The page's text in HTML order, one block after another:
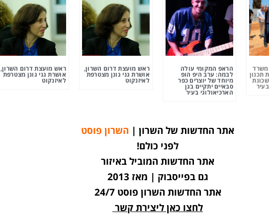
תכנון
הראפ המקומי עולה
לבמה: ערב היפ הופ
מיוחד של יוצרים כפר
סבאיים יתקיים בגן
הארכיאולוגי בעיר
ראש מועצת דרום השרון,
אושרת גני גונן מצטרפת
לאיזנקוט
ראש מועצת דרום השרון,
אושרת גני גונן מצטרפת
לאיזנקוט
אתר החדשות של השרון | השרון פוסט
לפני כולם!
אתר החדשות המוביל באיזור
גם בפייסבוק | מאז 2013
אתר החדשות השרון פוסט 24/7
לחצו כאן ליצירת קשר